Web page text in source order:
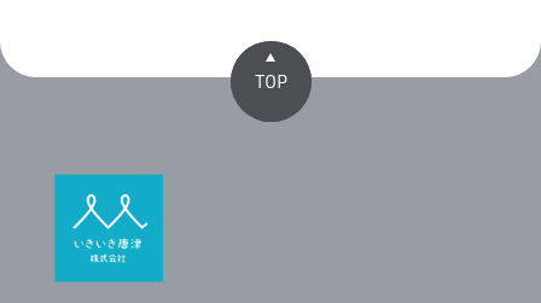
TOP